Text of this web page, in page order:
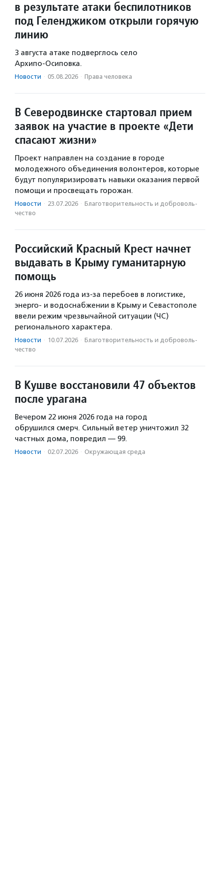
в результате атаки беспилотников
под Геленджиком открыли горячую
линию
3 августа атаке подверглось село
Архипо‑Осиповка.
Новости · 05.08.2026 · Права человека
В Северодвинске стартовал прием
заявок на участие в проекте «Дети
спасают жизни»
Проект направлен на создание в городе
молодежного объединения волонтеров, которые
будут популяризировать навыки оказания первой
помощи и просвещать горожан.
Новости · 23.07.2026 · Благотвори­тель­ность и доброволь­
чест­во
Российский Красный Крест начнет
выдавать в Крыму гуманитарную
помощь
26 июня 2026 года из-за перебоев в логистике,
энерго- и водоснабжении в Крыму и Севастополе
ввели режим чрезвычайной ситуации (ЧС)
регионального характера.
Новости · 10.07.2026 · Благотвори­тель­ность и доброволь­
чест­во
В Кушве восстановили 47 объектов
после урагана
Вечером 22 июня 2026 года на город
обрушился смерч. Сильный ветер уничтожил 32
частных дома, повредил — 99.
Новости · 02.07.2026 · Окружающая среда